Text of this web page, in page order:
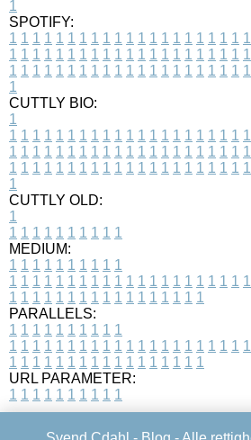
1
SPOTIFY:
1 1 1 1 1 1 1 1 1 1 1 1 1 1 1 1 1 1 1 1 1
1 1 1 1 1 1 1 1 1 1 1 1 1 1 1 1 1 1 1 1 1
1 1 1 1 1 1 1 1 1 1 1 1 1 1 1 1 1 1 1 1 1
1
CUTTLY BIO:
1
1 1 1 1 1 1 1 1 1 1 1 1 1 1 1 1 1 1 1 1 1
1 1 1 1 1 1 1 1 1 1 1 1 1 1 1 1 1 1 1 1 1
1 1 1 1 1 1 1 1 1 1 1 1 1 1 1 1 1 1 1 1 1
1
CUTTLY OLD:
1
1 1 1 1 1 1 1 1 1 1
MEDIUM:
1 1 1 1 1 1 1 1 1 1
1 1 1 1 1 1 1 1 1 1 1 1 1 1 1 1 1 1 1 1 1
1 1 1 1 1 1 1 1 1 1 1 1 1 1 1 1 1
PARALLELS:
1 1 1 1 1 1 1 1 1 1
1 1 1 1 1 1 1 1 1 1 1 1 1 1 1 1 1 1 1 1 1
1 1 1 1 1 1 1 1 1 1 1 1 1 1 1 1 1
URL PARAMETER:
1 1 1 1 1 1 1 1 1 1